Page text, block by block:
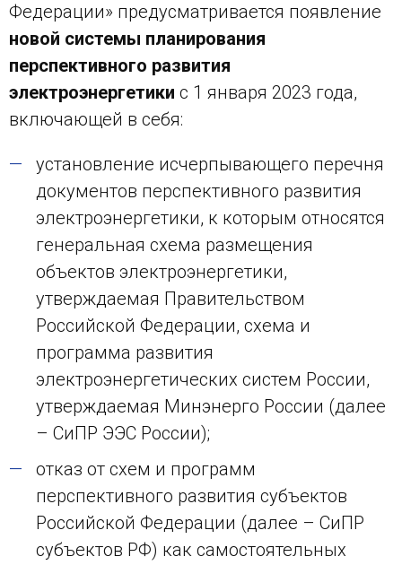
Федерации» предусматривается появление
новой системы планирования
перспективного развития
электроэнергетики с 1 января 2023 года,
включающей в себя:
установление исчерпывающего перечня
документов перспективного развития
электроэнергетики, к которым относятся
генеральная схема размещения
объектов электроэнергетики,
утверждаемая Правительством
Российской Федерации, схема и
программа развития
электроэнергетических систем России,
утверждаемая Минэнерго России (далее
– СиПР ЭЭС России);
отказ от схем и программ
перспективного развития субъектов
Российской Федерации (далее – СиПР
субъектов РФ) как самостоятельных